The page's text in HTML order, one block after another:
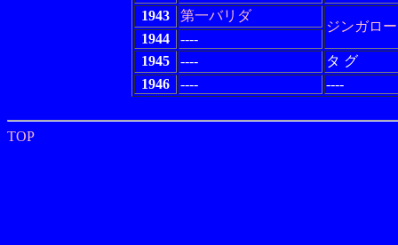
1943
第一バリダ
ジンガロー
1944
----
1945
----
タ グ
1946
---- ----
TOP